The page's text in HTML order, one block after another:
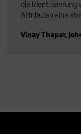
die Identifizierung
Attributen eine
Vinay Thapar,